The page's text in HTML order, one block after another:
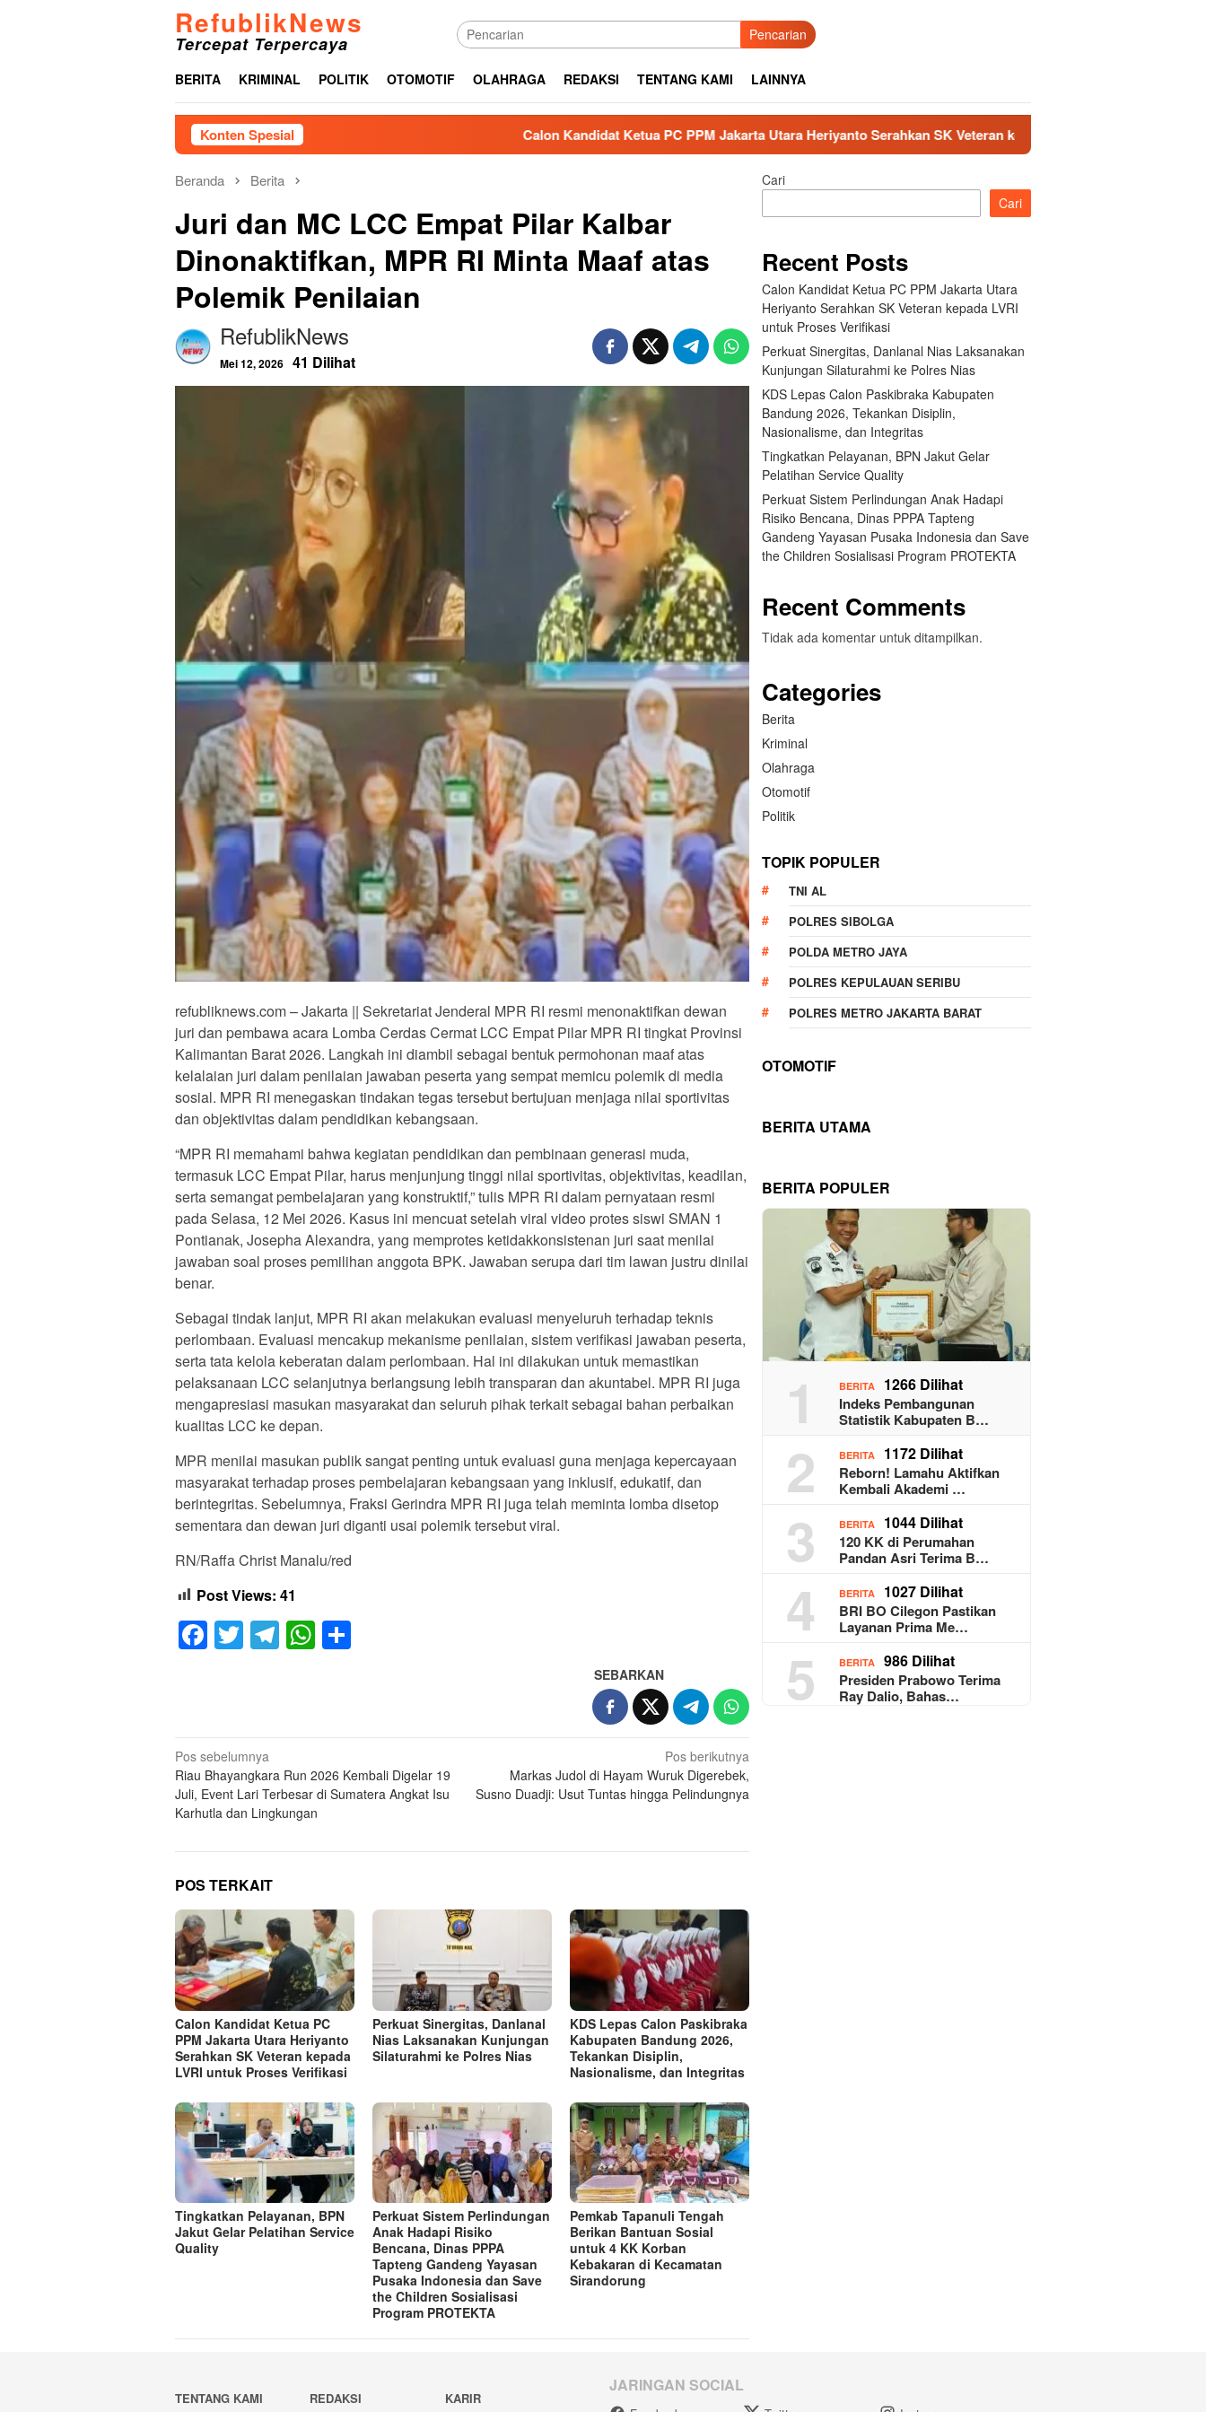
RefublikNews
Tercepat Terpercaya Pencarian
BERITA KRIMINAL POLITIK OTOMOTIF OLAHRAGA REDAKSI TENTANG KAMI LAINNYA
Konten Spesial Calon Kandidat Ketua PC PPM Jakarta Utara Heriyanto Serahkan SK Veteran kepada LVRI untuk Proses Verifikasi
Beranda Berita
Juri dan MC LCC Empat Pilar Kalbar
Dinonaktifkan, MPR RI Minta Maaf atas
Polemik Penilaian
RefublikNews
Mei 12, 2026 41 Dilihat
refubliknews.com – Jakarta || Sekretariat Jenderal MPR RI resmi menonaktifkan dewan
juri dan pembawa acara Lomba Cerdas Cermat LCC Empat Pilar MPR RI tingkat Provinsi
Kalimantan Barat 2026. Langkah ini diambil sebagai bentuk permohonan maaf atas
kelalaian juri dalam penilaian jawaban peserta yang sempat memicu polemik di media
sosial. MPR RI menegaskan tindakan tegas tersebut bertujuan menjaga nilai sportivitas
dan objektivitas dalam pendidikan kebangsaan.
“MPR RI memahami bahwa kegiatan pendidikan dan pembinaan generasi muda,
termasuk LCC Empat Pilar, harus menjunjung tinggi nilai sportivitas, objektivitas, keadilan,
serta semangat pembelajaran yang konstruktif,” tulis MPR RI dalam pernyataan resmi
pada Selasa, 12 Mei 2026. Kasus ini mencuat setelah viral video protes siswi SMAN 1
Pontianak, Josepha Alexandra, yang memprotes ketidakkonsistenan juri saat menilai
jawaban soal proses pemilihan anggota BPK. Jawaban serupa dari tim lawan justru dinilai
benar.
Sebagai tindak lanjut, MPR RI akan melakukan evaluasi menyeluruh terhadap teknis
perlombaan. Evaluasi mencakup mekanisme penilaian, sistem verifikasi jawaban peserta,
serta tata kelola keberatan dalam perlombaan. Hal ini dilakukan untuk memastikan
pelaksanaan LCC selanjutnya berlangsung lebih transparan dan akuntabel. MPR RI juga
mengapresiasi masukan masyarakat dan seluruh pihak terkait sebagai bahan perbaikan
kualitas LCC ke depan.
MPR menilai masukan publik sangat penting untuk evaluasi guna menjaga kepercayaan
masyarakat terhadap proses pembelajaran kebangsaan yang inklusif, edukatif, dan
berintegritas. Sebelumnya, Fraksi Gerindra MPR RI juga telah meminta lomba disetop
sementara dan dewan juri diganti usai polemik tersebut viral.
RN/Raffa Christ Manalu/red
Post Views: 41
Facebook
TwitterTelegram
WhatsApp
SEBARKAN
Navigasi
pos
Pos sebelumnya
Riau Bhayangkara Run 2026 Kembali Digelar 19
Juli, Event Lari Terbesar di Sumatera Angkat Isu
Karhutla dan Lingkungan
Pos berikutnya
Markas Judol di Hayam Wuruk Digerebek,
Susno Duadji: Usut Tuntas hingga Pelindungnya
POS TERKAIT
Calon Kandidat Ketua PC
PPM Jakarta Utara Heriyanto
Serahkan SK Veteran kepada
LVRI untuk Proses Verifikasi
Perkuat Sinergitas, Danlanal
Nias Laksanakan Kunjungan
Silaturahmi ke Polres Nias
KDS Lepas Calon Paskibraka
Kabupaten Bandung 2026,
Tekankan Disiplin,
Nasionalisme, dan Integritas
Tingkatkan Pelayanan, BPN
Jakut Gelar Pelatihan Service
Quality
Perkuat Sistem Perlindungan
Anak Hadapi Risiko
Bencana, Dinas PPPA
Tapteng Gandeng Yayasan
Pusaka Indonesia dan Save
the Children Sosialisasi
Program PROTEKTA
Pemkab Tapanuli Tengah
Berikan Bantuan Sosial
untuk 4 KK Korban
Kebakaran di Kecamatan
Sirandorung
Cari
Cari
Recent Posts
Calon Kandidat Ketua PC PPM Jakarta Utara
Heriyanto Serahkan SK Veteran kepada LVRI
untuk Proses Verifikasi
Perkuat Sinergitas, Danlanal Nias Laksanakan
Kunjungan Silaturahmi ke Polres Nias
KDS Lepas Calon Paskibraka Kabupaten
Bandung 2026, Tekankan Disiplin,
Nasionalisme, dan Integritas
Tingkatkan Pelayanan, BPN Jakut Gelar
Pelatihan Service Quality
Perkuat Sistem Perlindungan Anak Hadapi
Risiko Bencana, Dinas PPPA Tapteng
Gandeng Yayasan Pusaka Indonesia dan Save
the Children Sosialisasi Program PROTEKTA
Recent Comments
Tidak ada komentar untuk ditampilkan.
Categories
Berita
Kriminal
Olahraga
Otomotif
Politik
TOPIK POPULER
TNI AL
POLRES SIBOLGA
POLDA METRO JAYA
POLRES KEPULAUAN SERIBU
POLRES METRO JAKARTA BARAT
OTOMOTIF
BERITA UTAMA
BERITA POPULER
1 BERITA 1266 Dilihat
Indeks Pembangunan
Statistik Kabupaten B…
2 BERITA 1172 Dilihat
Reborn! Lamahu Aktifkan
Kembali Akademi …
3 BERITA 1044 Dilihat
120 KK di Perumahan
Pandan Asri Terima B…
4 BERITA 1027 Dilihat
BRI BO Cilegon Pastikan
Layanan Prima Me…
5 BERITA 986 Dilihat
Presiden Prabowo Terima
Ray Dalio, Bahas…
TENTANG KAMI REDAKSI KARIR
JARINGAN SOCIAL